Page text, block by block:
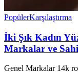
PopülerKarşılaştırma
İki Şık Kadın
Markalar ve
Genel Markalar 14k